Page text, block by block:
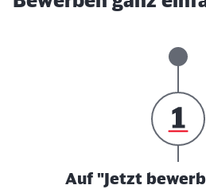
Auf "Jetzt